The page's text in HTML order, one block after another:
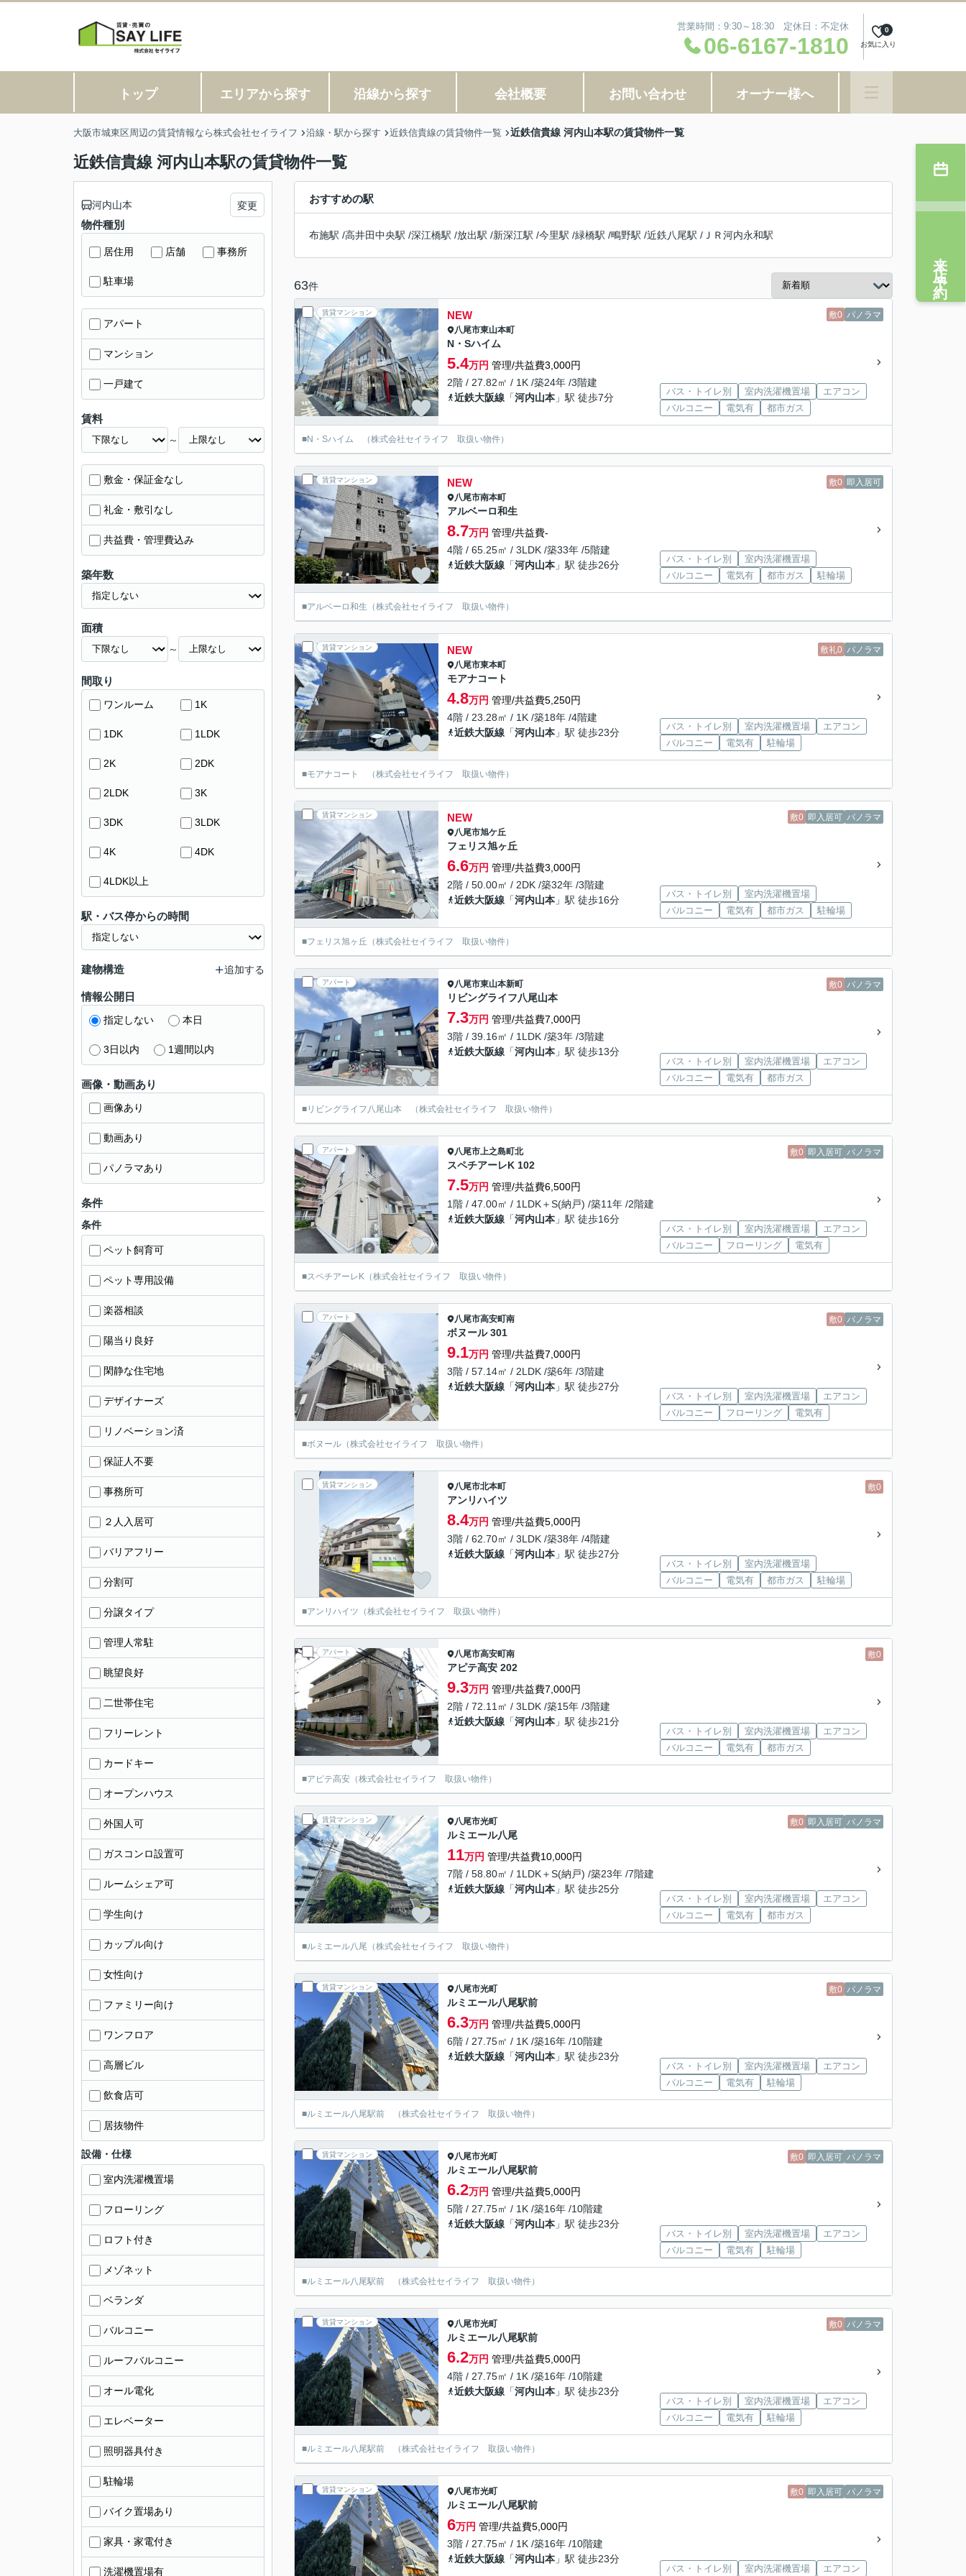
営業時間：9:30～18:30 定休日：不定休
06-6167-1810 お気に入り
0
トップ エリアから探す 沿線から探す 会社概要 お問い合わせ オーナー様へ
大阪市城東区周辺の賃貸情報なら株式会社セイライフ 沿線・駅から探す 近鉄信貴線の賃貸物件一覧 近鉄信貴線 河内山本駅の賃貸物件一覧
近鉄信貴線 河内山本駅の賃貸物件一覧
おすすめの駅
布施駅 /高井田中央駅 /深江橋駅 /放出駅 /新深江駅 /今里駅 /緑橋駅 /鴫野駅 /近鉄八尾駅 / ＪＲ河内永和駅
63件
賃貸マンション 敷0 パノラマ
NEW
八尾市東山本町
N・Sハイム
5.4万円 管理/共益費3,000円
2階 / 27.82㎡ / 1K /築24年 /3階建
近鉄大阪線 「河内山本 」駅 徒歩7分
バス・トイレ別 室内洗濯機置場
エアコン
バルコニー
電気有 都市ガス
■N・Sハイム （株式会社セイライフ 取扱い物件）
賃貸マンション 敷0 即入居可
NEW
八尾市南本町
アルベーロ和生
8.7万円 管理/共益費-
4階 / 65.25㎡ / 3LDK /築33年 /5階建
近鉄大阪線 「河内山本 」駅 徒歩26分
バス・トイレ別
室内洗濯機置場
バルコニー
電気有 都市ガス 駐輪場
■アルベーロ和生（株式会社セイライフ 取扱い物件）
賃貸マンション 敷礼0 パノラマ
NEW
八尾市東本町
モアナコート
4.8万円 管理/共益費5,250円
4階 / 23.28㎡ / 1K /築18年 /4階建
近鉄大阪線 「河内山本 」駅 徒歩23分
バス・トイレ別 室内洗濯機置場
エアコン
バルコニー
電気有 駐輪場
■モアナコート （株式会社セイライフ 取扱い物件）
賃貸マンション 敷0 即入居可 パノラマ
NEW
八尾市旭ケ丘
フェリス旭ヶ丘
6.6万円 管理/共益費3,000円
2階 / 50.00㎡ / 2DK /築32年 /3階建
近鉄大阪線 「河内山本 」駅 徒歩16分
バス・トイレ別
室内洗濯機置場
バルコニー
電気有 都市ガス 駐輪場
■フェリス旭ヶ丘（株式会社セイライフ 取扱い物件）
アパート 敷0 パノラマ
八尾市東山本新町
リビングライフ八尾山本
7.3万円 管理/共益費7,000円
3階 / 39.16㎡ / 1LDK /築3年 /3階建
近鉄大阪線 「河内山本 」駅 徒歩13分
バス・トイレ別 室内洗濯機置場
エアコン
バルコニー
電気有 都市ガス
■リビングライフ八尾山本 （株式会社セイライフ 取扱い物件）
アパート 敷0 即入居可 パノラマ
八尾市上之島町北
スペチアーレK 102
7.5万円 管理/共益費6,500円
1階 / 47.00㎡ / 1LDK＋S(納戸) /築11年 /2階建
近鉄大阪線 「河内山本 」駅 徒歩16分
バス・トイレ別 室内洗濯機置場
エアコン
バルコニー
フローリング 電気有
■スペチアーレK（株式会社セイライフ 取扱い物件）
アパート 敷0 パノラマ
八尾市高安町南
ボヌール 301
9.1万円 管理/共益費7,000円
3階 / 57.14㎡ / 2LDK /築6年 /3階建
近鉄大阪線 「河内山本 」駅 徒歩27分
バス・トイレ別 室内洗濯機置場
エアコン
バルコニー
フローリング 電気有
■ボヌール（株式会社セイライフ 取扱い物件）
賃貸マンション 敷0
八尾市北本町
アンリハイツ
8.4万円 管理/共益費5,000円
3階 / 62.70㎡ / 3LDK /築38年 /4階建
近鉄大阪線 「河内山本 」駅 徒歩27分
バス・トイレ別
室内洗濯機置場
バルコニー
電気有 都市ガス 駐輪場
■アンリハイツ（株式会社セイライフ 取扱い物件）
アパート 敷0
八尾市高安町南
アピテ高安 202
9.3万円 管理/共益費7,000円
2階 / 72.11㎡ / 3LDK /築15年 /3階建
近鉄大阪線 「河内山本 」駅 徒歩21分
バス・トイレ別 室内洗濯機置場
エアコン
バルコニー
電気有 都市ガス
■アピテ高安（株式会社セイライフ 取扱い物件）
賃貸マンション 敷0 即入居可 パノラマ
八尾市光町
ルミエール八尾
11万円 管理/共益費10,000円
7階 / 58.80㎡ / 1LDK＋S(納戸) /築23年 /7階建
近鉄大阪線 「河内山本 」駅 徒歩25分
バス・トイレ別 室内洗濯機置場
エアコン
バルコニー
電気有 都市ガス
■ルミエール八尾（株式会社セイライフ 取扱い物件）
賃貸マンション 敷0 パノラマ
八尾市光町
ルミエール八尾駅前
6.3万円 管理/共益費5,000円
6階 / 27.75㎡ / 1K /築16年 /10階建
近鉄大阪線 「河内山本 」駅 徒歩23分
バス・トイレ別 室内洗濯機置場
エアコン
バルコニー
電気有 駐輪場
■ルミエール八尾駅前 （株式会社セイライフ 取扱い物件）
賃貸マンション 敷0 即入居可 パノラマ
八尾市光町
ルミエール八尾駅前
6.2万円 管理/共益費5,000円
5階 / 27.75㎡ / 1K /築16年 /10階建
近鉄大阪線 「河内山本 」駅 徒歩23分
バス・トイレ別 室内洗濯機置場
エアコン
バルコニー
電気有 駐輪場
■ルミエール八尾駅前 （株式会社セイライフ 取扱い物件）
賃貸マンション 敷0 パノラマ
八尾市光町
ルミエール八尾駅前
6.2万円 管理/共益費5,000円
4階 / 27.75㎡ / 1K /築16年 /10階建
近鉄大阪線 「河内山本 」駅 徒歩23分
バス・トイレ別 室内洗濯機置場
エアコン
バルコニー
電気有 駐輪場
■ルミエール八尾駅前 （株式会社セイライフ 取扱い物件）
賃貸マンション 敷0 即入居可 パノラマ
八尾市光町
ルミエール八尾駅前
6万円 管理/共益費5,000円
3階 / 27.75㎡ / 1K /築16年 /10階建
近鉄大阪線 「河内山本 」駅 徒歩23分
バス・トイレ別 室内洗濯機置場 エアコン
河内山本 変更
物件種別
居住用 店舗 事務所
駐車場
アパート
マンション
一戸建て
賃料
～
敷金・保証金なし
礼金・敷引なし
共益費・管理費込み
築年数
面積
～
間取り
ワンルーム 1K
1DK 1LDK
2K 2DK
2LDK 3K
3DK 3LDK
4K 4DK
4LDK以上
駅・バス停からの時間
建物構造 追加する
情報公開日
指定しない 本日
3日以内 1週間以内
画像・動画あり
画像あり
動画あり
パノラマあり
条件
条件
ペット飼育可
ペット専用設備
楽器相談
陽当り良好
閑静な住宅地
デザイナーズ
リノベーション済
保証人不要
事務所可
２人入居可
バリアフリー
分割可
分譲タイプ
管理人常駐
眺望良好
二世帯住宅
フリーレント
カードキー
オープンハウス
外国人可
ガスコンロ設置可
ルームシェア可
学生向け
カップル向け
女性向け
ファミリー向け
ワンフロア
高層ビル
飲食店可
居抜物件
設備・仕様
室内洗濯機置場
フローリング
ロフト付き
メゾネット
ベランダ
バルコニー
ルーフバルコニー
オール電化
エレベーター
照明器具付き
駐輪場
バイク置場あり
家具・家電付き
洗濯機置場有
来店予約